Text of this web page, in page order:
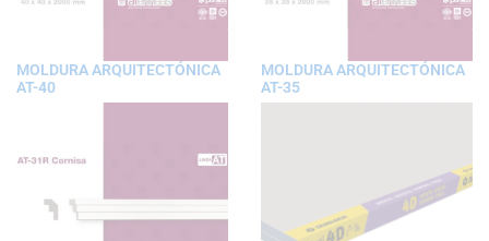
MOLDURA ARQUITECTÓNICA
AT-40
MOLDURA ARQUITECTÓNICA
AT-35